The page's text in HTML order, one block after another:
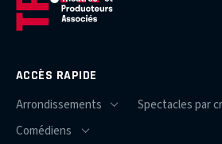
ACCÈS RAPIDE